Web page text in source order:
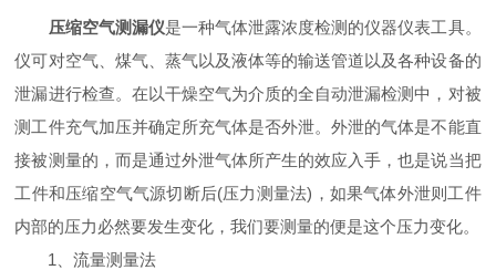
压缩空气测漏仪是一种气体泄露浓度检测的仪器仪表工具。
仪可对空气、煤气、蒸气以及液体等的输送管道以及各种设备的
泄漏进行检查。在以干燥空气为介质的全自动泄漏检测中，对被
测工件充气加压并确定所充气体是否外泄。外泄的气体是不能直
接被测量的，而是通过外泄气体所产生的效应入手，也是说当把
工件和压缩空气气源切断后(压力测量法)，如果气体外泄则工件
内部的压力必然要发生变化，我们要测量的便是这个压力变化。
1、流量测量法